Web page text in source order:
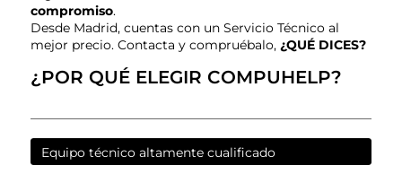
compromiso.
Desde Madrid, cuentas con un Servicio Técnico al
mejor precio. Contacta y compruébalo, ¿QUÉ DICES?
¿POR QUÉ ELEGIR COMPUHELP?
Equipo técnico altamente cualificado